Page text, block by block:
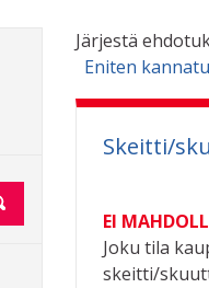
Järjestä
Eniten
Skeitti/
EI
Joku tila
skeitti/